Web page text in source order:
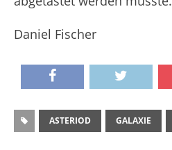
Daniel Fischer
ASTERIOD GALAXIE